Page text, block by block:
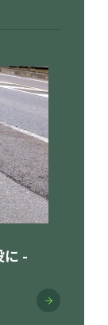
に -